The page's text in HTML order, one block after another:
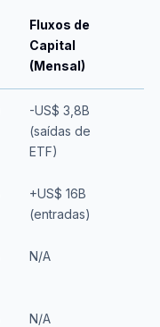
Fluxos de
Capital
(Mensal)
-US$ 3,8B
(saídas de
ETF)
+US$ 16B
(entradas)
N/A
N/A